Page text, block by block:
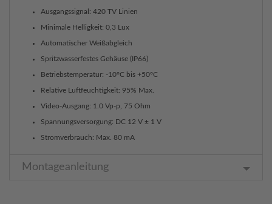
Ausgangssignal: 420 TV Linien
Minimale Helligkeit: 0,3 Lux
Automatischer Weißabgleich
Spritzwasserfestes Gehäuse (IP66)
Betriebstemperatur: -10°C bis +50°C
Relative Luftfeuchtigkeit: 95% Max.
Video-Ausgang: 1.0 Vp-p, 75 Ohm
Spannungsversorgung: DC 12 V ± 1 V
Stromverbrauch: Max. 80 mA
Montageanleitung